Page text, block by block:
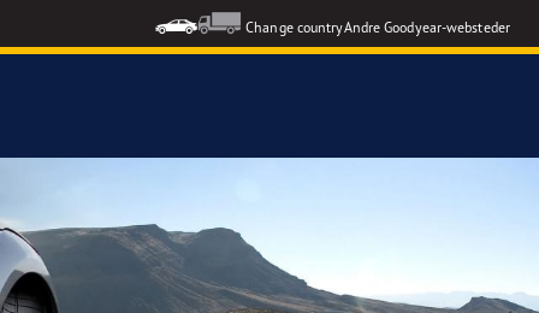
Change countryAndre Goodyear-websteder